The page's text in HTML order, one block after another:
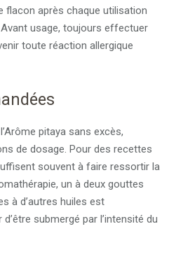
flacon après chaque utilisation
usage, toujours effectuer
toute réaction allergique
pitaya sans excès,
de dosage. Pour des recettes
souvent à faire ressortir la
un à deux gouttes
à d’autres huiles est
submergé par l’intensité du